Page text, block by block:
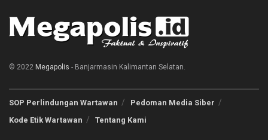
© 2022 Megapolis - Banjarmasin Kalimantan Selatan.
SOP Perlindungan Wartawan
Pedoman Media Siber
Kode Etik Wartawan
Tentang Kami